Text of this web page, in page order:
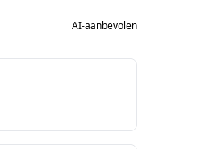
AI-aanbevolen